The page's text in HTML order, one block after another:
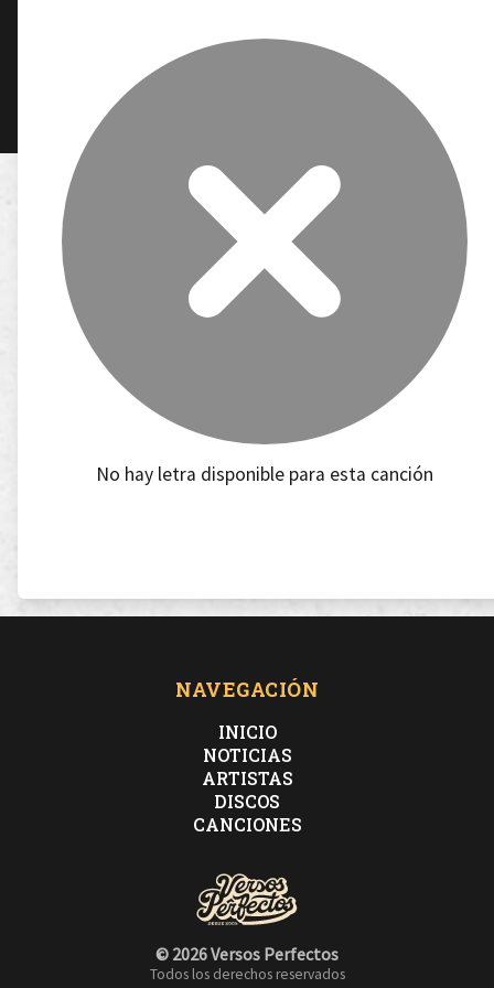
No hay letra disponible para esta canción
NAVEGACIÓN
INICIO
NOTICIAS
ARTISTAS
DISCOS
CANCIONES
© 2026 Versos Perfectos
Todos los derechos reservados